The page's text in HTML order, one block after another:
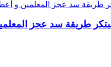
سد عجز المعلمين و